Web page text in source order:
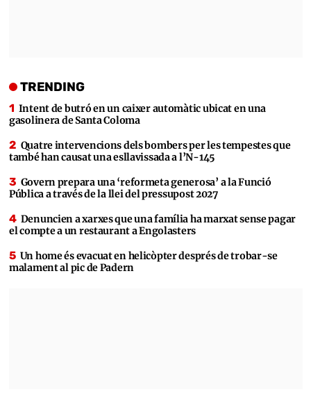
TRENDING
Intent de butró en un caixer automàtic ubicat en una
gasolinera de Santa Coloma
Quatre intervencions dels bombers per les tempestes que
també han causat una esllavissada a l’N-145
Govern prepara una ‘reformeta generosa’ a la Funció
Pública a través de la llei del pressupost 2027
Denuncien a xarxes que una família ha marxat sense pagar
el compte a un restaurant a Engolasters
Un home és evacuat en helicòpter després de trobar-se
malament al pic de Padern